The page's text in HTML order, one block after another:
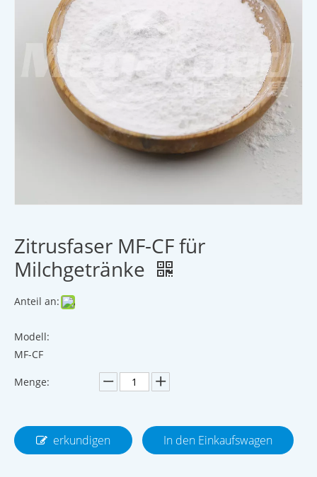
Zitrusfaser MF-CF für
Milchgetränke
Anteil an:
Modell:
MF-CF
Menge:
erkundigen In den Einkaufswagen